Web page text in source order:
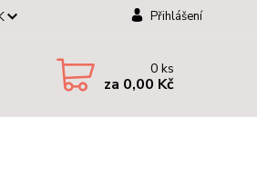
Přihlášení
0ks
za 0,00 Kč